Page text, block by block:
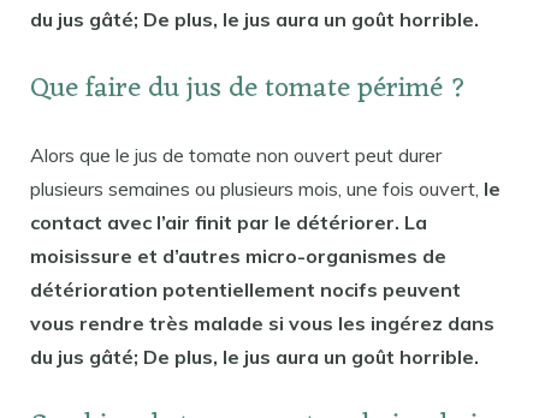
du jus gâté; De plus, le jus aura un goût horrible.
Que faire du jus de tomate périmé ?
Alors que le jus de tomate non ouvert peut durer
plusieurs semaines ou plusieurs mois, une fois ouvert, le
contact avec l’air finit par le détériorer. La
moisissure et d’autres micro-organismes de
détérioration potentiellement nocifs peuvent
vous rendre très malade si vous les ingérez dans
du jus gâté; De plus, le jus aura un goût horrible.